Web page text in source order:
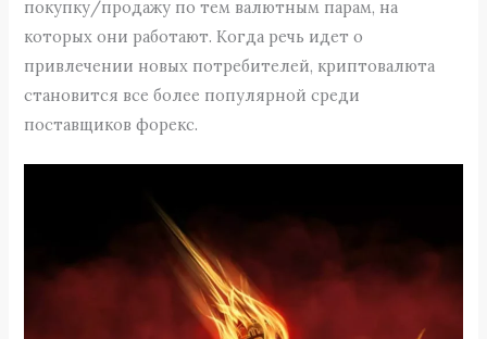
покупку/продажу по тем валютным парам, на
которых они работают. Когда речь идет о
привлечении новых потребителей, криптовалюта
становится все более популярной среди
поставщиков форекс.